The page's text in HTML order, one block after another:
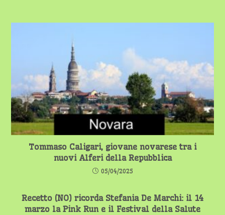
Tommaso Caligari, giovane novarese tra i
nuovi Alferi della Repubblica
05/04/2025
Recetto (NO) ricorda Stefania De Marchi: il 14
marzo la Pink Run e il Festival della Salute